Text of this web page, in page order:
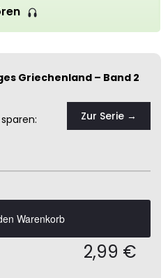
Griechenland – Band 2
Zur Serie →
Warenkorb
2,99 €